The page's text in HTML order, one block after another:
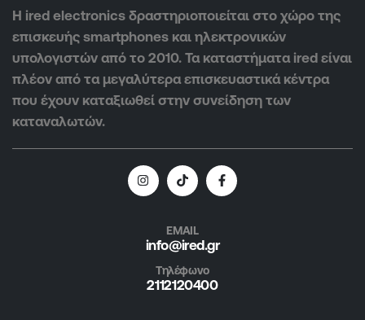
Η ired electronics δραστηριοποιείται στο χώρο της
επισκευής smartphones και ηλεκτρονικών
υπολογιστών από το 2010. Τα καταστήματα ired είναι
πλέον από τα μεγαλύτερα επισκευαστικά κέντρα
που έχουν καταξιωθεί στην συνείδηση των
καταναλωτών.
EMAIL
info@ired.gr
Τηλέφωνο
2112120400